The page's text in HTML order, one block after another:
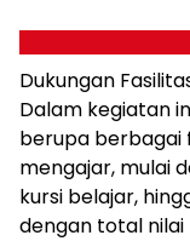
Dukungan
Dalam kegiatan
berupa berbagai
mengajar, mulai
kursi belajar,
dengan total nilai